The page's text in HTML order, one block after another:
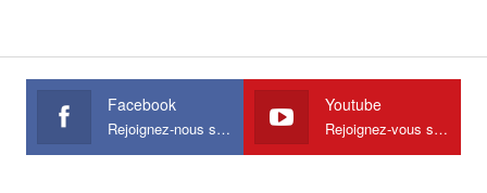
Facebook
Rejoignez-nous sur Facebook
Youtube
Rejoignez-vous sur Youtube